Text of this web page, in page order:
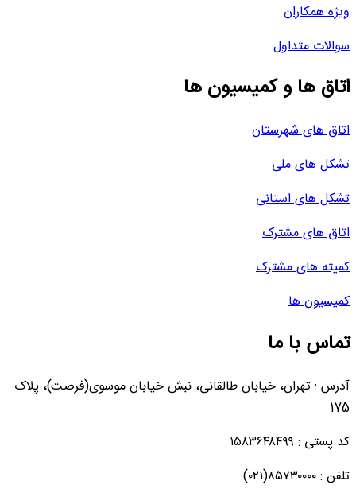
ویژه همکاران
سوالات متداول
اتاق ها و کمیسیون ها
اتاق های شهرستان
تشکل های ملی
تشکل های استانی
اتاق های مشترک
کمیته های مشترک
کمیسیون ها
تماس با ما
آدرس : تهران، خیابان طالقانی، نبش خیابان موسوی(فرصت)، پلاک
175
کد پستی : ۱۵۸۳۶۴۸۴۹۹
تلفن : ۸۵۷۳۰۰۰۰(۰۲۱)